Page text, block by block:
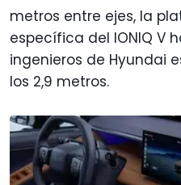
metros entre ejes, la
específica del IONIQ V
ingenieros de Hyundai
los 2,9 metros.